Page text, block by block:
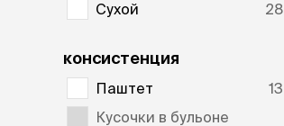
Сухой
28
консистенция
Паштет
13
Кусочки в бульоне